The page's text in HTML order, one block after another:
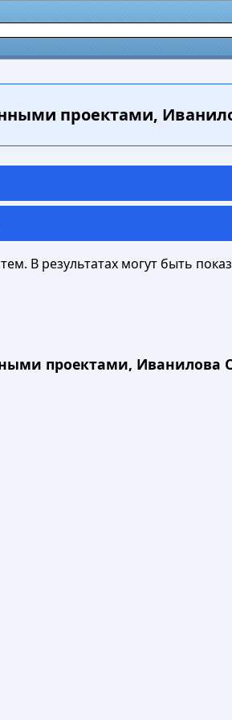
проектами,
В результатах могут быть
проектами, Иванилова